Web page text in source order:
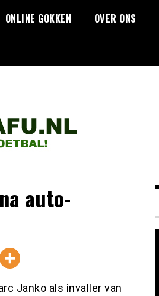
ONLINE GOKKEN OVER ONS
auto-
Janko als invaller van